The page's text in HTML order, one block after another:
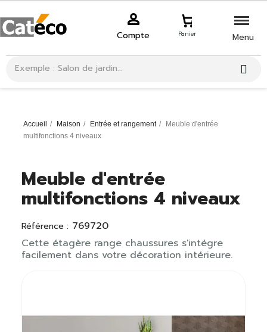
Compte Panier Menu
Accueil Maison Entrée et rangement
Meuble d'entrée
multifonctions 4 niveaux
Meuble d'entrée
multifonctions 4 niveaux
Référence : 769720
Cette étagère range chaussures s'intégre
facilement dans votre décoration intérieure.